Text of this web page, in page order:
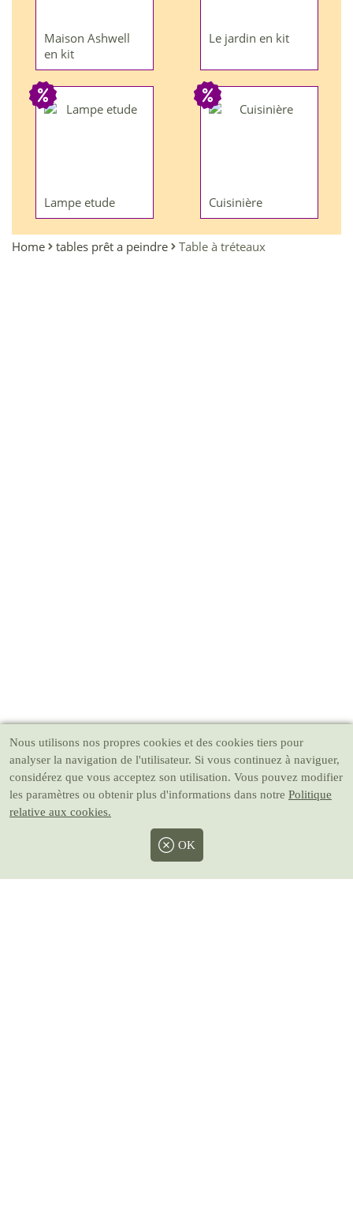
Maison Ashwell
en kit
Le jardin en kit
Lampe etude Cuisinière
Home tables prêt a peindre Table à tréteaux
Nous utilisons nos propres cookies et des cookies tiers pour
analyser la navigation de l'utilisateur. Si vous continuez à naviguer,
considérez que vous acceptez son utilisation. Vous pouvez modifier
les paramètres ou obtenir plus d'informations dans notre Politique
relative aux cookies.
OK